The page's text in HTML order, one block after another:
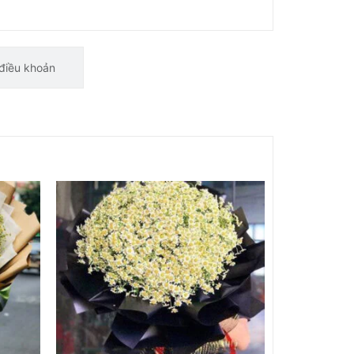
khoản